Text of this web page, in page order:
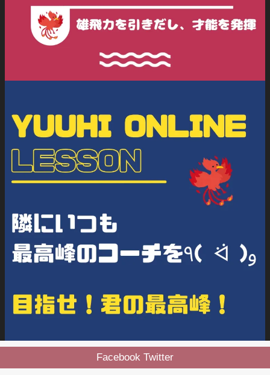
Facebook Twitter